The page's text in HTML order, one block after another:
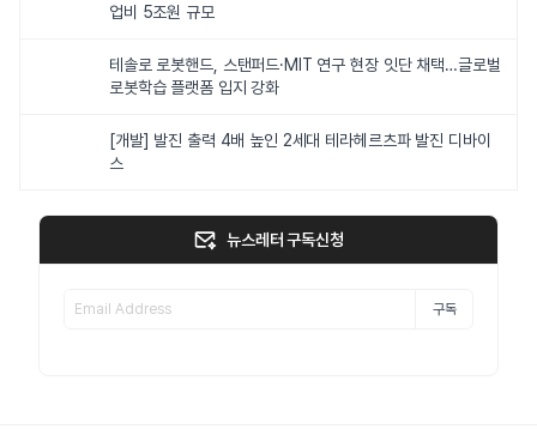
업비 5조원 규모
테솔로 로봇핸드, 스탠퍼드·MIT 연구 현장 잇단 채택…글로벌
로봇학습 플랫폼 입지 강화
[개발] 발진 출력 4배 높인 2세대 테라헤르츠파 발진 디바이
스
뉴스레터 구독신청
구독